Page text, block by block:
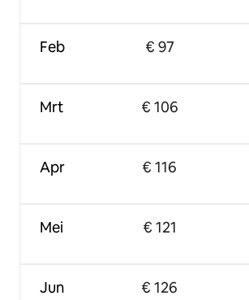
Feb
Mrt
Apr
Mei
Jun
€ 97
€ 106
€ 116
€ 121
€ 126